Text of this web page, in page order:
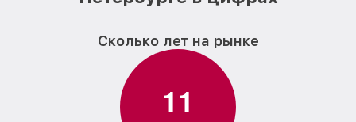
Сколько лет на рынке
11